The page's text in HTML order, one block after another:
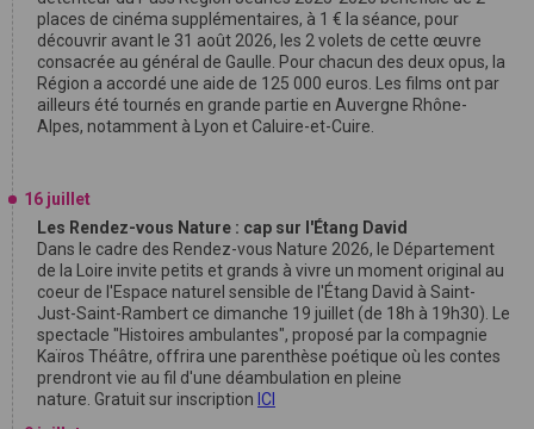
places de cinéma supplémentaires, à 1 € la séance, pour
découvrir avant le 31 août 2026, les 2 volets de cette œuvre
consacrée au général de Gaulle. Pour chacun des deux opus, la
Région a accordé une aide de 125 000 euros. Les films ont par
ailleurs été tournés en grande partie en Auvergne Rhône-
Alpes, notamment à Lyon et Caluire-et-Cuire.
16 juillet
Les Rendez-vous Nature : cap sur l'Étang David
Dans le cadre des Rendez-vous Nature 2026, le Département
de la Loire invite petits et grands à vivre un moment original au
coeur de l'Espace naturel sensible de l'Étang David à Saint-
Just-Saint-Rambert ce dimanche 19 juillet (de 18h à 19h30). Le
spectacle "Histoires ambulantes", proposé par la compagnie
Kaïros Théâtre, offrira une parenthèse poétique où les contes
prendront vie au fil d'une déambulation en pleine
nature. Gratuit sur inscription ICI